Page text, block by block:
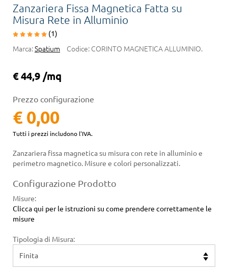
Zanzariera Fissa Magnetica Fatta su
Misura Rete in Alluminio
(1)
Marca:Spatium Codice: CORINTO MAGNETICA ALLUMINIO.
€ 44,9 /mq
Prezzo configurazione
€ 0,00
Tutti i prezzi includono l'IVA.
Zanzariera fissa magnetica su misura con rete in alluminio e
perimetro magnetico. Misure e colori personalizzati.
Configurazione Prodotto
Misure:
Clicca qui per le istruzioni su come prendere correttamente le
misure
Tipologia di Misura: